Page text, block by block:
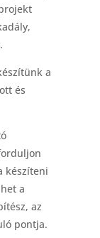
a
és
készíteni
a
az
pontja.